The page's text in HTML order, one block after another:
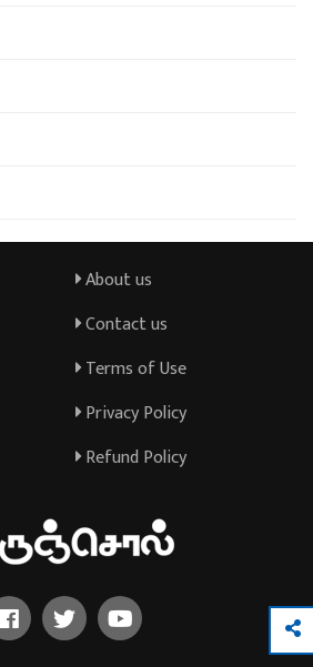
About us
Contact us
Terms of Use
Privacy Policy
Refund Policy